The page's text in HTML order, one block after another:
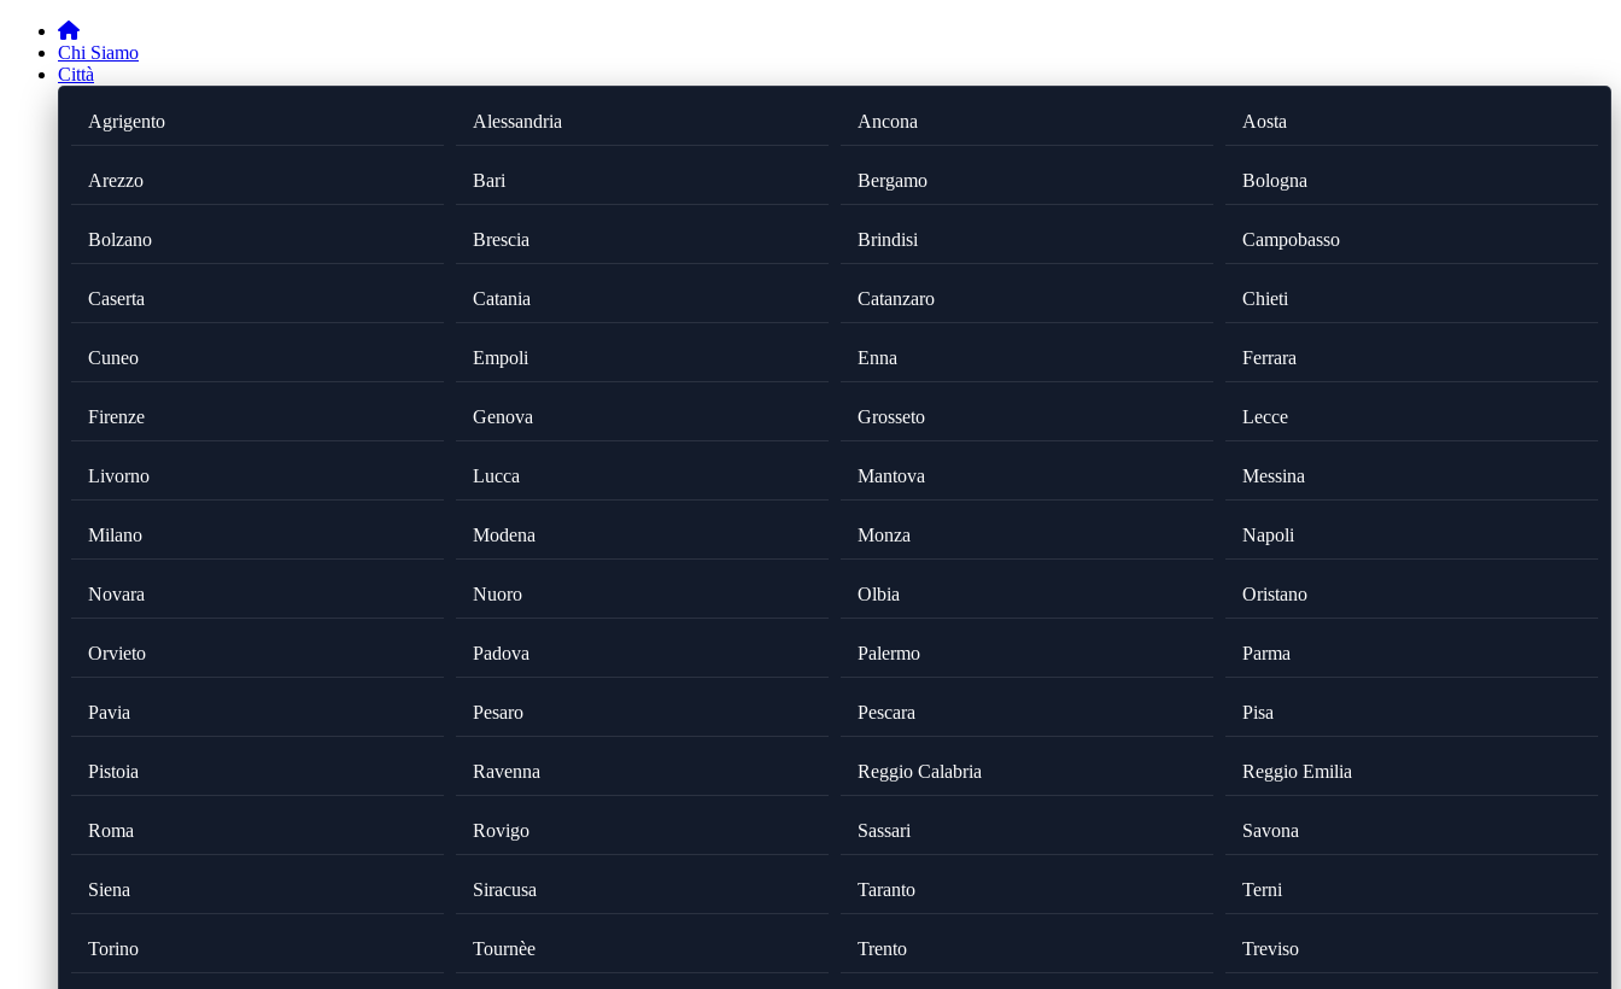
Chi Siamo
Città
Agrigento Alessandria Ancona Aosta
Arezzo Bari Bergamo Bologna
Bolzano Brescia Brindisi Campobasso
Caserta Catania Catanzaro Chieti
Cuneo Empoli Enna Ferrara
Firenze Genova Grosseto Lecce
Livorno Lucca Mantova Messina
Milano Modena Monza Napoli
Novara Nuoro Olbia Oristano
Orvieto Padova Palermo Parma
Pavia Pesaro Pescara Pisa
Pistoia Ravenna Reggio Calabria Reggio Emilia
Roma Rovigo Sassari Savona
Siena Siracusa Taranto Terni
Torino Tournèe Trento Treviso